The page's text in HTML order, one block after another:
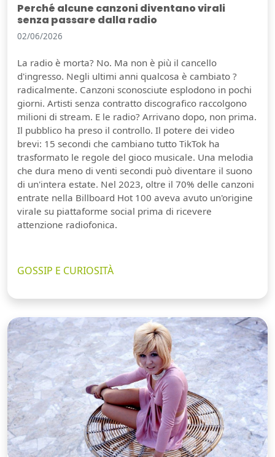
Perché alcune canzoni diventano virali
senza passare dalla radio
02/06/2026
La radio è morta? No. Ma non è più il cancello
d'ingresso. Negli ultimi anni qualcosa è cambiato ?
radicalmente. Canzoni sconosciute esplodono in pochi
giorni. Artisti senza contratto discografico raccolgono
milioni di stream. E le radio? Arrivano dopo, non prima.
Il pubblico ha preso il controllo. Il potere dei video
brevi: 15 secondi che cambiano tutto TikTok ha
trasformato le regole del gioco musicale. Una melodia
che dura meno di venti secondi può diventare il suono
di un'intera estate. Nel 2023, oltre il 70% delle canzoni
entrate nella Billboard Hot 100 aveva avuto un'origine
virale su piattaforme social prima di ricevere
attenzione radiofonica.
GOSSIP E CURIOSITÀ